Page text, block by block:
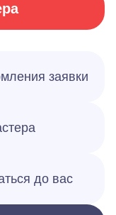
заявки
до вас